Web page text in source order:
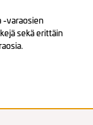
-varaosien
sekä erittäin